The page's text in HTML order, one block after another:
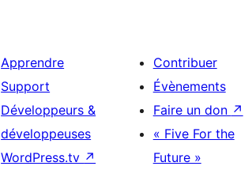
Apprendre
Support
Développeurs &
développeuses
WordPress.tv ↗
Contribuer
Évènements
Faire un don ↗
« Five For the
Future »